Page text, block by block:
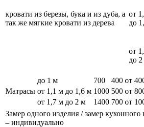
кровати из березы, бука и из дуба, а
так же мягкие кровати из дерева
от
до
от
до
Матрасы
до 1 м 700 400 от
от 1,1 м до 1,6 м 1000 500 от
от 1,7 м до 2 м
1400 700 от
Замер одного изделия / замер кухонного
– индивидуально